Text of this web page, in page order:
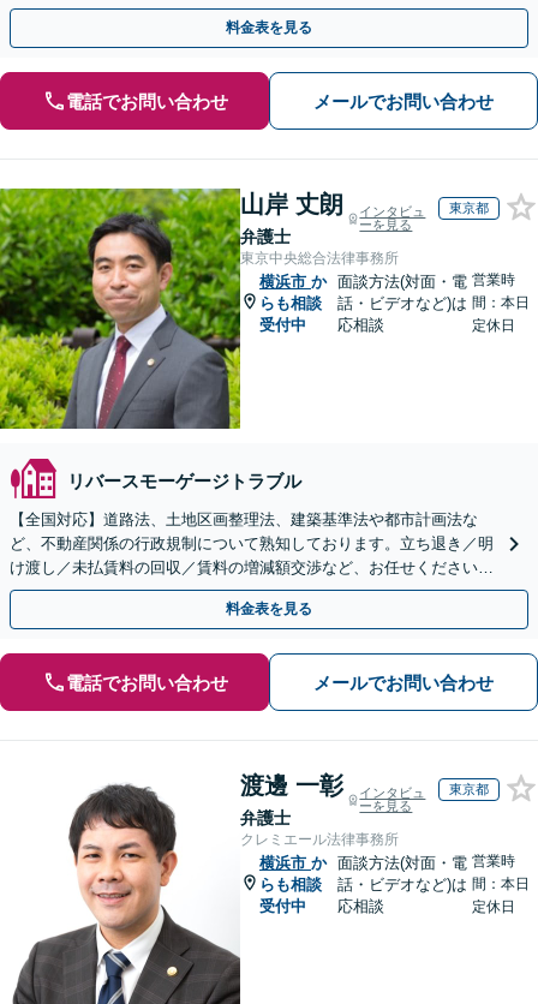
明け渡し請求／欠陥住宅トラブル」
料金表を見る
電話でお問い合わせ メールでお問い合わせ
山岸 丈朗
弁護士
インタビュ
ーを見る
東京都
東京中央総合法律事務所
横浜市 か
らも相談
受付中
面談方法(対面・電
話・ビデオなど)は
応相談
営業時
間：本日
定休日
リバースモーゲージトラブル
【全国対応】道路法、土地区画整理法、建築基準法や都市計画法な
ど、不動産関係の行政規制について熟知しております。立ち退き／明
け渡し／未払賃料の回収／賃料の増減額交渉など、お任せください。
複雑化する前にご相談ください。
料金表を見る
電話でお問い合わせ メールでお問い合わせ
渡邊 一彰
弁護士
インタビュ
ーを見る
東京都
クレミエール法律事務所
横浜市 か
らも相談
受付中
面談方法(対面・電
話・ビデオなど)は
応相談
営業時
間：本日
定休日